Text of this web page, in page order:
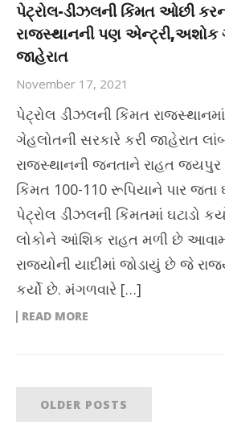
પેટ્રોલ-ડીઝલની કિંમત ઓછી
રાજસ્થાનની પણ એન્ટ્રી,અશોક
જાહેરાત
November 17, 2021
પેટ્રોલ ડીઝલની કિંમત
ગેહલોતની સરકારે કરી જાહેરાત
રાજસ્થાનની જનતાને રાહત જયપુર
કિંમત 100-110 રૂપિયાને પાર
પેટ્રોલ ડીઝલની કિંમતમાં ઘટાડો
લોકોને આંશિક રાહત મળી છે
રાજ્યોની યાદીમાં જોડાયું છે જે
કર્યો છે. મંગળવારે […]
READ MORE
OLDER POSTS